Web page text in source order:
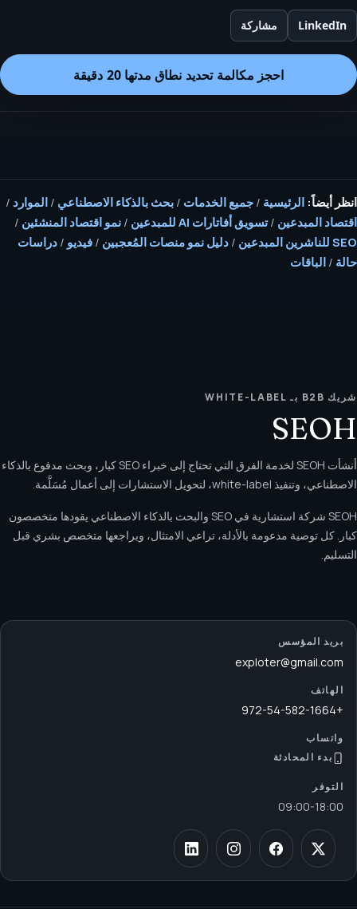
LinkedIn مشاركة
احجز مكالمة تحديد نطاق مدتها 20 دقيقة
انظر أيضاً: الرئيسية / جميع الخدمات / بحث بالذكاء الاصطناعي / الموارد /
اقتصاد المبدعين /تسويق أفاتارات AI للمبدعين / نمو اقتصاد المنشئين /
SEO للناشرين المبدعين
/ دليل نمو منصات المُعجبين / فيديو / دراسات
حالة / الباقات
شريك B2B بـ WHITE-LABEL
SEOH
أنشأت SEOH لخدمة الفرق التي تحتاج إلى خبراء SEO كبار، وبحث مدفوع بالذكاء
الاصطناعي، وتنفيذ white-label، لتحويل الاستشارات إلى أعمال مُسَلَّمة.
SEOH شركة استشارية في SEO والبحث بالذكاء الاصطناعي يقودها متخصصون
كبار. كل توصية مدعومة بالأدلة، تراعي الامتثال، ويراجعها متخصص بشري قبل
التسليم.
بريد المؤسس
exploter@gmail.com
الهاتف
+972-54-582-1664
واتساب
بدء المحادثة
التوفر
09:00-18:00